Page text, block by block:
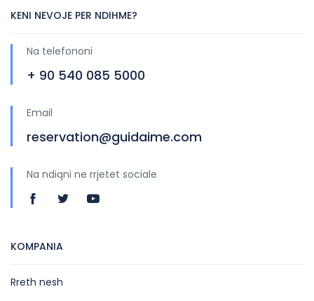
KENI NEVOJE PER NDIHME?
Na telefononi
+ 90 540 085 5000
Email
reservation@guidaime.com
Na ndiqni ne rrjetet sociale
KOMPANIA
Rreth nesh